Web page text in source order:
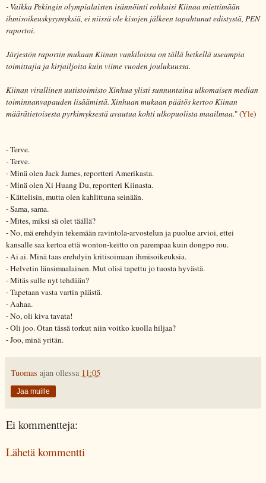
- Vaikka Pekingin olympialaisten isännöinti rohkaisi Kiinaa miettimään
ihmisoikeuskysymyksiä, ei niissä ole kisojen jälkeen tapahtunut edistystä, PEN
raportoi.
Järjestön raportin mukaan Kiinan vankiloissa on tällä hetkellä useampia
toimittajia ja kirjailjoita kuin viime vuoden joulukuussa.
Kiinan virallinen uutistoimisto Xinhua ylisti sunnuntaina ulkomaisen median
toiminnanvapauden lisäämistä. Xinhuan mukaan päätös kertoo Kiinan
määrätietoisesta pyrkimyksestä avautua kohti ulkopuolista maailmaa." (Yle)
- Terve.
- Terve.
- Minä olen Jack James, reportteri Amerikasta.
- Minä olen Xi Huang Du, reportteri Kiinasta.
- Kättelisin, mutta olen kahlittuna seinään.
- Sama, sama.
- Mites, miksi sä olet täällä?
- No, mä erehdyin tekemään ravintola-arvostelun ja puolue arvioi, ettei
kansalle saa kertoa että wonton-keitto on parempaa kuin dongpo rou.
- Ai ai. Minä taas erehdyin kritisoimaan ihmisoikeuksia.
- Helvetin länsimaalainen. Mut olisi tapettu jo tuosta hyvästä.
- Mitäs sulle nyt tehdään?
- Tapetaan vasta vartin päästä.
- Aahaa.
- No, oli kiva tavata!
- Oli joo. Otan tässä torkut niin voitko kuolla hiljaa?
- Joo, minä yritän.
Tuomas ajan ollessa 11:05
Jaa muille
Ei kommentteja:
Lähetä kommentti